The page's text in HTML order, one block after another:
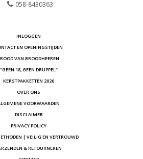
058-8430363
INLOGGEN
EN OPENINGSTIJDEN
VAN BROODHEEREN.
"GEEN 18, GEEN DRUPPEL"
KERSTPAKKETTEN 2026
OVER ONS
VOORWAARDEN
DISCLAIMER
PRIVACY POLICY
| VEILIG EN VERTROUWD
& RETOURNEREN